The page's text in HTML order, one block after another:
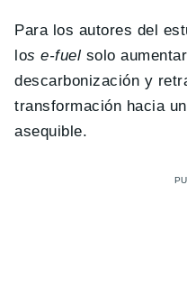
Para los autores del
los e-fuel solo
descarbonización y
transformación hacia
asequible.